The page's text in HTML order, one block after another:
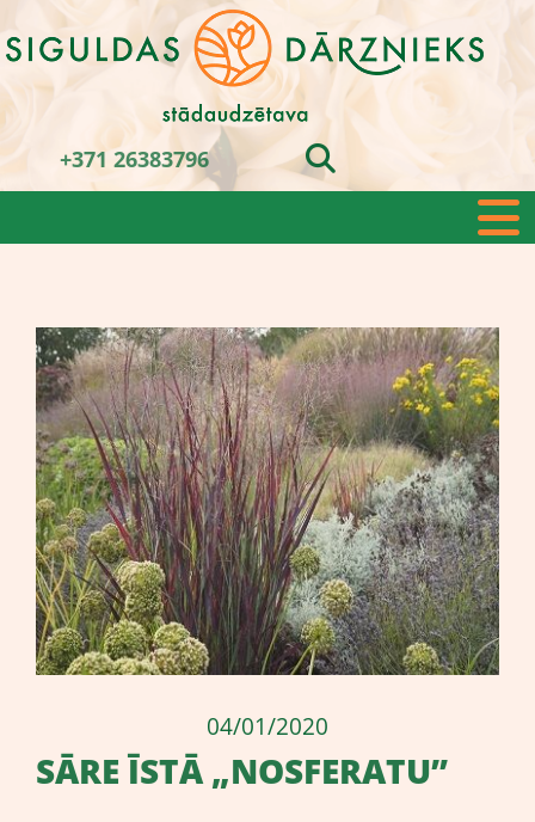
+371 26383796
04/01/2020
​SĀRE ĪSTĀ „NOSFERATU”